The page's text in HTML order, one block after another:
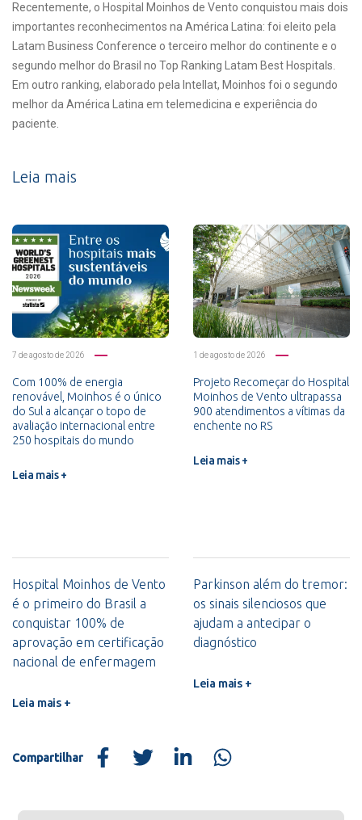
Recentemente, o Hospital Moinhos de Vento conquistou mais dois
importantes reconhecimentos na América Latina: foi eleito pela
Latam Business Conference o terceiro melhor do continente e o
segundo melhor do Brasil no Top Ranking Latam Best Hospitals.
Em outro ranking, elaborado pela Intellat, Moinhos foi o segundo
melhor da América Latina em telemedicina e experiência do
paciente.
Leia mais
7 de agosto de 2026
Com 100% de energia
renovável, Moinhos é o único
do Sul a alcançar o topo de
avaliação internacional entre
250 hospitais do mundo
Leia mais +
1 de agosto de 2026
Projeto Recomeçar do Hospital
Moinhos de Vento ultrapassa
900 atendimentos a vítimas da
enchente no RS
Leia mais +
Hospital Moinhos de Vento
é o primeiro do Brasil a
conquistar 100% de
aprovação em certificação
nacional de enfermagem
Leia mais +
Parkinson além do tremor:
os sinais silenciosos que
ajudam a antecipar o
diagnóstico
Leia mais +
Compartilhar